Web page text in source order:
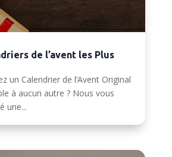
de l’avent les Plus
un Calendrier de l’Avent Original
à aucun autre ? Nous vous
une...